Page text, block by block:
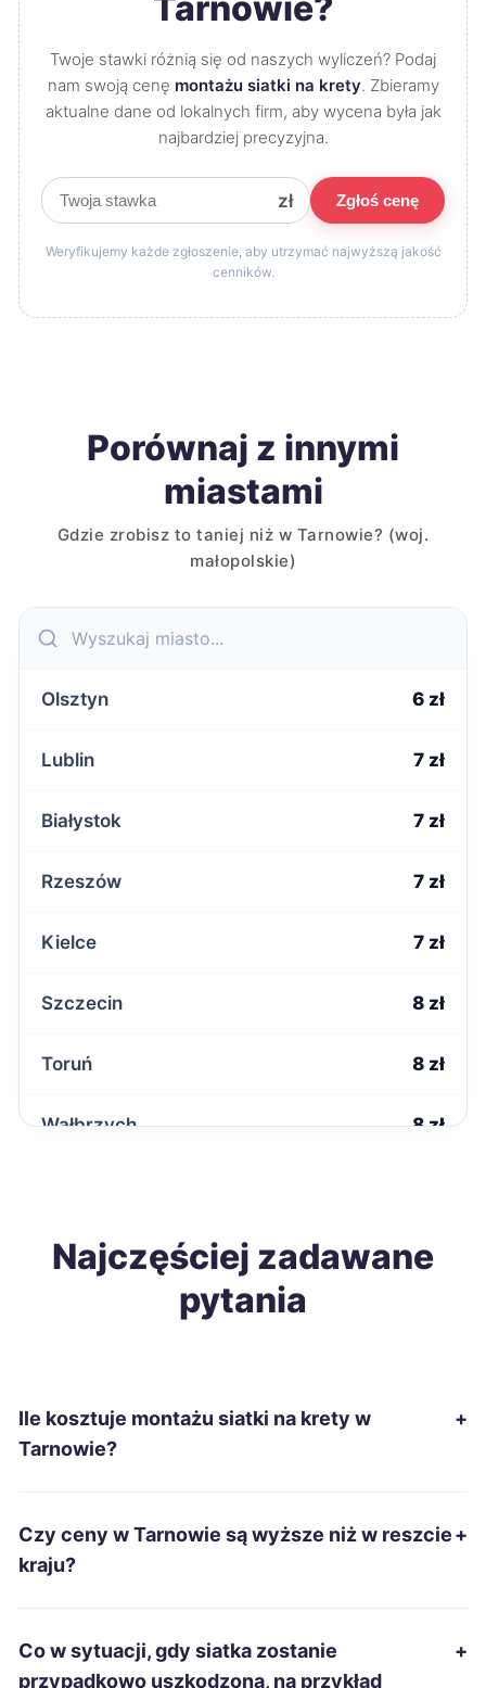
Twoje stawki różnią się od naszych wyliczeń? Podaj
nam swoją cenę montażu siatki na krety. Zbieramy
aktualne dane od lokalnych firm, aby wycena była jak
najbardziej precyzyjna.
zł Zgłoś cenę
Weryfikujemy każde zgłoszenie, aby utrzymać najwyższą jakość
cenników.
Porównaj z innymi
miastami
Gdzie zrobisz to taniej niż w Tarnowie? (woj.
małopolskie)
Olsztyn 6 zł
Lublin 7 zł
Białystok 7 zł
Rzeszów 7 zł
Kielce 7 zł
Szczecin 8 zł
Toruń 8 zł
Wałbrzych 8 zł
Gdańsk 9 zł
Płock
Koszalin
Dąbrowa Górnicza
Najczęściej zadawane
pytania
Ile kosztuje montażu siatki na krety w
Tarnowie?
+
Czy ceny w Tarnowie są wyższe niż w reszcie
kraju?
+
Co w sytuacji, gdy siatka zostanie
przypadkowo uszkodzona, na przykład
+